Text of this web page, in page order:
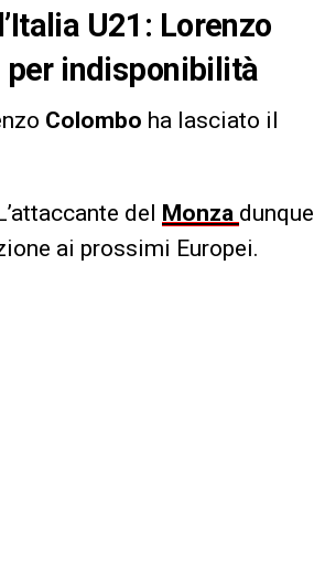
U21: Lorenzo
indisponibilità
Colombo ha lasciato il
del Monza dunque
ai prossimi Europei.